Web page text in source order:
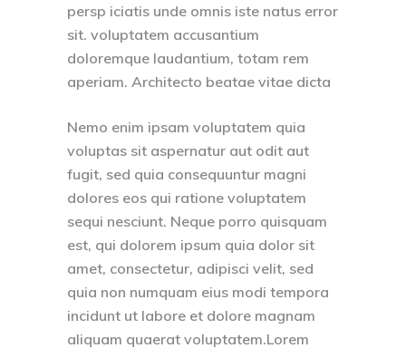
persp iciatis unde omnis iste natus error
sit. voluptatem accusantium
doloremque laudantium, totam rem
aperiam. Architecto beatae vitae dicta
Nemo enim ipsam voluptatem quia
voluptas sit aspernatur aut odit aut
fugit, sed quia consequuntur magni
dolores eos qui ratione voluptatem
sequi nesciunt. Neque porro quisquam
est, qui dolorem ipsum quia dolor sit
amet, consectetur, adipisci velit, sed
quia non numquam eius modi tempora
incidunt ut labore et dolore magnam
aliquam quaerat voluptatem.Lorem